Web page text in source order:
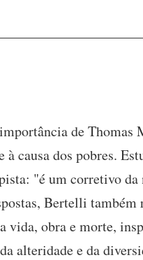
de Thomas
à causa dos pobres.
"é um corretivo
Bertelli
vida, obra e morte,
alteridade e da